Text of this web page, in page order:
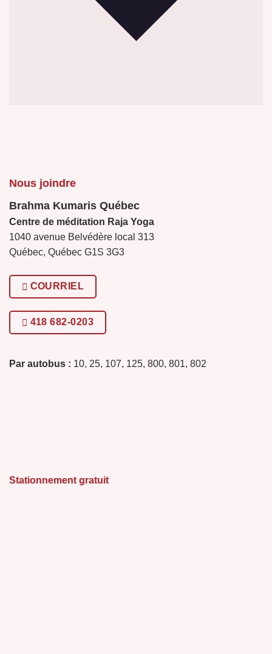
Nous joindre
Brahma Kumaris Québec
Centre de méditation Raja Yoga
1040 avenue Belvédère local 313
Québec, Québec G1S 3G3
COURRIEL
418 682-0203
Par autobus : 10, 25, 107, 125, 800, 801, 802
Stationnement gratuit